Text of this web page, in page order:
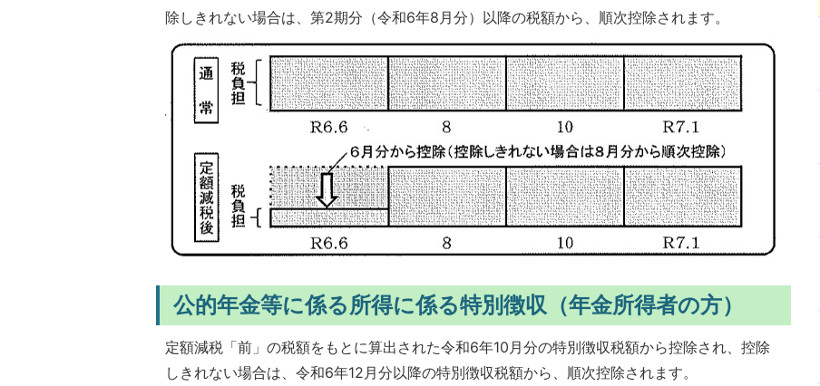
除しきれない場合は、第2期分（令和6年8月分）以降の税額から、順次控除されます。
公的年金等に係る所得に係る特別徴収（年金所得者の方）
定額減税「前」の税額をもとに算出された令和6年10月分の特別徴収税額から控除され、控除
しきれない場合は、令和6年12月分以降の特別徴収税額から、順次控除されます。